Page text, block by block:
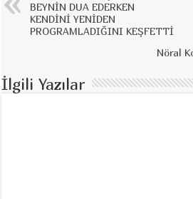
BEYNİN DUA EDERKEN
KENDİNİ YENİDEN
PROGRAMLADIĞINI KEŞFETTİ
Nöral
İlgili Yazılar